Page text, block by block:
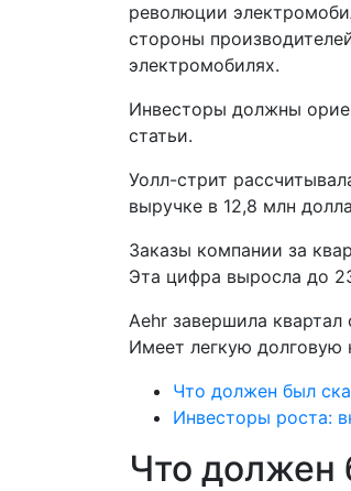
революции
стороны
электромобилях.
Инвесторы должны
статьи.
Уолл-стрит
выручке в 12,8 млн
Заказы компании за
Эта цифра выросла до
Aehr завершила
Имеет легкую долговую
Что должен был
Инвесторы роста:
Что должен